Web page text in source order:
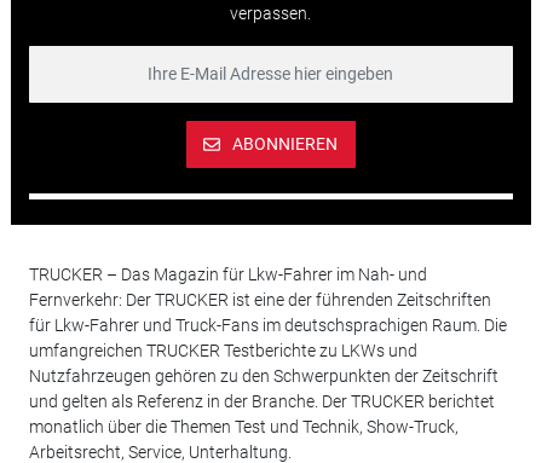
verpassen.
ABONNIEREN
TRUCKER – Das Magazin für Lkw-Fahrer im Nah- und
Fernverkehr: Der TRUCKER ist eine der führenden Zeitschriften
für Lkw-Fahrer und Truck-Fans im deutschsprachigen Raum. Die
umfangreichen TRUCKER Testberichte zu LKWs und
Nutzfahrzeugen gehören zu den Schwerpunkten der Zeitschrift
und gelten als Referenz in der Branche. Der TRUCKER berichtet
monatlich über die Themen Test und Technik, Show-Truck,
Arbeitsrecht, Service, Unterhaltung.